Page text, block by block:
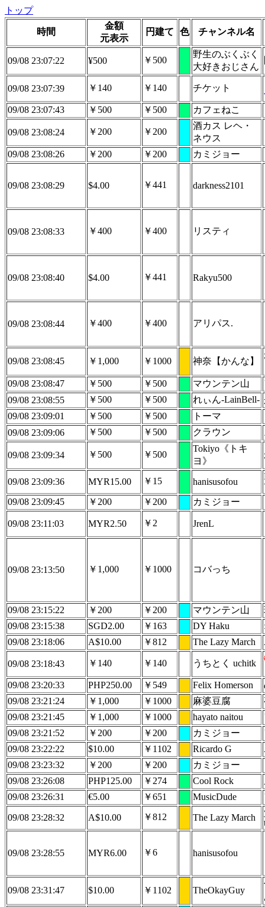
トップ
時間
金額
元表示
円建て 色 チャンネル名
09/08 23:07:22 ¥500 ￥500
野生のぶくぶく
大好きおじさん
09/08 23:07:39 ￥140 ￥140 チケット
09/08 23:07:43 ￥500 ￥500 カフェねこ
09/08 23:08:24 ￥200 ￥200
酒カス レヘ・
ネウス
09/08 23:08:26 ￥200 ￥200 カミジョー
09/08 23:08:29 $4.00 ￥441 darkness2101
09/08 23:08:33 ￥400 ￥400 リスティ
09/08 23:08:40 $4.00 ￥441 Rakyu500
09/08 23:08:44 ￥400 ￥400 アリパス.
09/08 23:08:45 ￥1,000 ￥1000 神奈【かんな】
09/08 23:08:47
￥500 ￥500 マウンテン山
09/08 23:08:55
￥500 ￥500 れぃん-LainBell-
09/08 23:09:01
￥500 ￥500
トーマ
09/08 23:09:06
￥500 ￥500 クラウン
09/08 23:09:34 ￥500 ￥500
Tokiyo《トキ
ヨ》
09/08 23:09:36 MYR15.00 ￥15 hanisusofou
09/08 23:09:45
￥200 ￥200 カミジョー
09/08 23:11:03 MYR2.50 ￥2 JrenL
09/08 23:13:50 ￥1,000 ￥1000 コバっち
09/08 23:15:22 ￥200 ￥200 マウンテン山
09/08 23:15:38
SGD2.00 ￥163 DY Haku
09/08 23:18:06
A$10.00 ￥812 The Lazy March
09/08 23:18:43 ￥140 ￥140 うちとく uchitk
09/08 23:20:33 PHP250.00 ￥549 Felix Homerson
09/08 23:21:24
￥1,000 ￥1000 麻婆豆腐
09/08 23:21:45
￥1,000 ￥1000 hayato naitou
09/08 23:21:52
￥200 ￥200 カミジョー
09/08 23:22:22
$10.00 ￥1102 Ricardo G
09/08 23:23:32
￥200 ￥200 カミジョー
09/08 23:26:08
PHP125.00 ￥274 Cool Rock
09/08 23:26:31
€5.00 ￥651 MusicDude
09/08 23:28:32 A$10.00 ￥812 The Lazy March
09/08 23:28:55 MYR6.00 ￥6 hanisusofou
09/08 23:31:47 $10.00 ￥1102 TheOkayGuy